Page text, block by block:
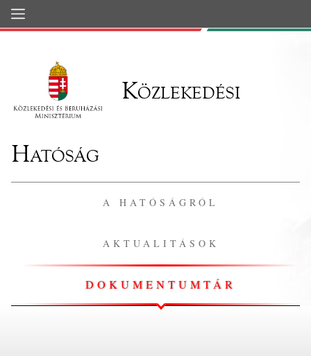
Ugrás a fő tartalomhoz
Közlekedési
Hatóság
A HATÓSÁGRÓL
AKTUALITÁSOK
DOKUMENTUMTÁR